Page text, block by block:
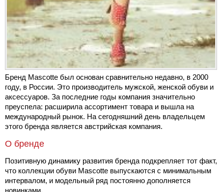
Бренд Mascotte был основан сравнительно недавно, в 2000
году, в России. Это производитель мужской, женской обуви и
аксессуаров. За последние годы компания значительно
преуспела: расширила ассортимент товара и вышла на
международный рынок. На сегодняшний день владельцем
этого бренда является австрийская компания.
О бренде
Позитивную динамику развития бренда подкрепляет тот факт,
что коллекции обуви Mascotte выпускаются с минимальным
интервалом, и модельный ряд постоянно дополняется